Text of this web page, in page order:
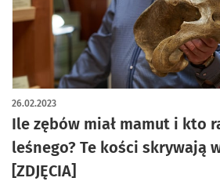
Ile zębów miał mamut i kto
leśnego? Te kości skrywają
[ZDJĘCIA]
26.02.2023
artykuł z galerią zdjęć